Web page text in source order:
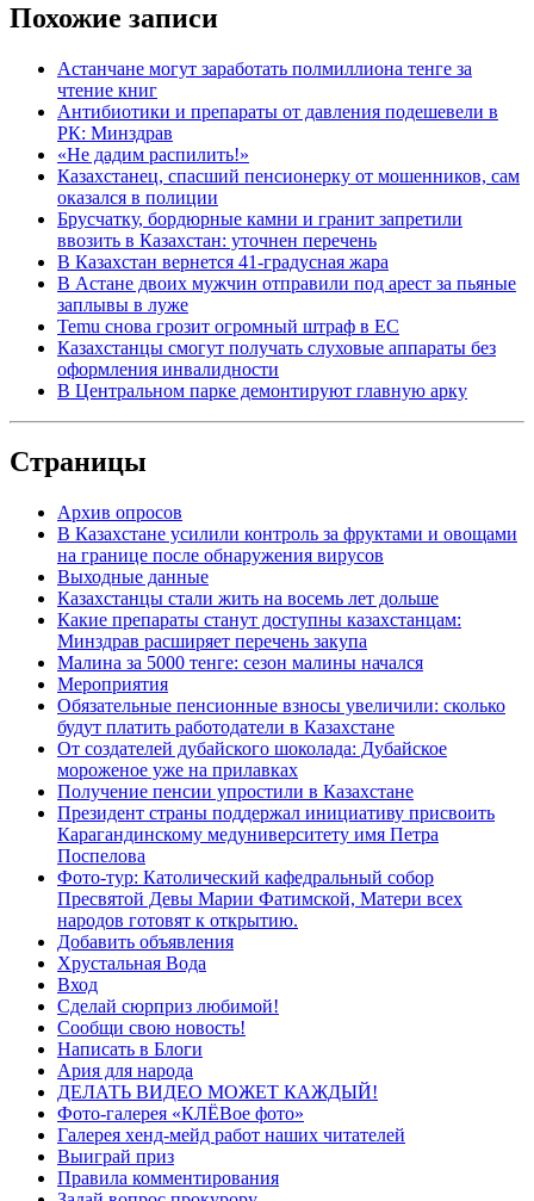
Похожие записи
Астанчане могут заработать полмиллиона тенге за
чтение книг
Антибиотики и препараты от давления подешевели в
РК: Минздрав
«Не дадим распилить!»
Казахстанец, спасший пенсионерку от мошенников, сам
оказался в полиции
Брусчатку, бордюрные камни и гранит запретили
ввозить в Казахстан: уточнен перечень
В Казахстан вернется 41-градусная жара
В Астане двоих мужчин отправили под арест за пьяные
заплывы в луже
Temu снова грозит огромный штраф в ЕС
Казахстанцы смогут получать слуховые аппараты без
оформления инвалидности
В Центральном парке демонтируют главную арку
Страницы
Архив опросов
В Казахстане усилили контроль за фруктами и овощами
на границе после обнаружения вирусов
Выходные данные
Казахстанцы стали жить на восемь лет дольше
Какие препараты станут доступны казахстанцам:
Минздрав расширяет перечень закупа
Малина за 5000 тенге: сезон малины начался
Мероприятия
Обязательные пенсионные взносы увеличили: сколько
будут платить работодатели в Казахстане
От создателей дубайского шоколада: Дубайское
мороженое уже на прилавках
Получение пенсии упростили в Казахстане
Президент страны поддержал инициативу присвоить
Карагандинскому медуниверситету имя Петра
Поспелова
Фото-тур: Католический кафедральный собор
Пресвятой Девы Марии Фатимской, Матери всех
народов готовят к открытию.
Добавить объявления
Хрустальная Вода
Вход
Сделай сюрприз любимой!
Сообщи свою новость!
Написать в Блоги
Ария для народа
ДЕЛАТЬ ВИДЕО МОЖЕТ КАЖДЫЙ!
Фото-галерея «КЛЁВое фото»
Галерея хенд-мейд работ наших читателей
Выиграй приз
Правила комментирования